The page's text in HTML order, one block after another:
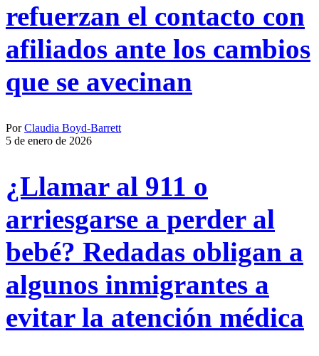
refuerzan el contacto con
afiliados ante los cambios
que se avecinan
PorClaudia Boyd-Barrett
5 de enero de 2026
¿Llamar al 911 o
arriesgarse a perder al
bebé? Redadas obligan a
algunos inmigrantes a
evitar la atención médica